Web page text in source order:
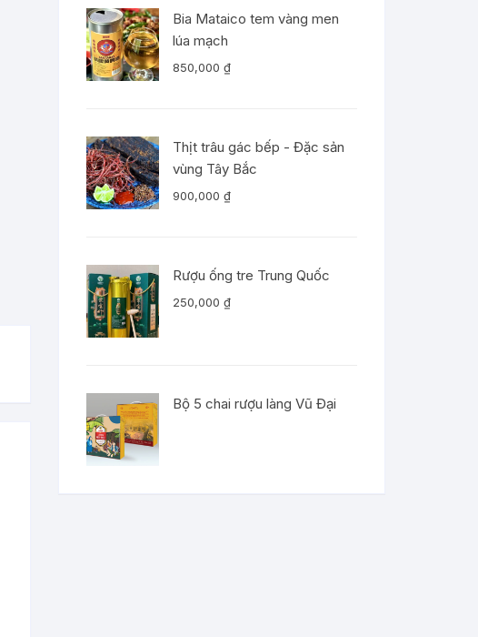
Bia Mataico tem vàng men
lúa mạch
850,000 ₫
Thịt trâu gác bếp - Đặc sản
vùng Tây Bắc
900,000 ₫
Rượu ống tre Trung Quốc
250,000 ₫
Bộ 5 chai rượu làng Vũ Đại